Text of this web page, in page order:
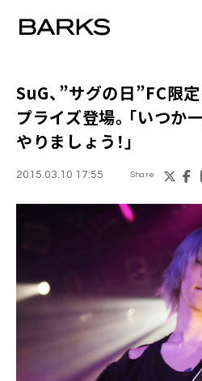
SuG、”サグの日”FC限
プライズ登場。「いつか
やりましょう！」
2015.03.10 17:55 Share